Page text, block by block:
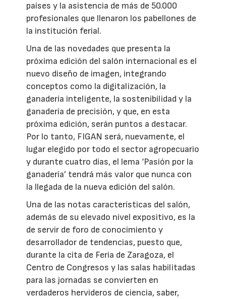
países y la asistencia de más de 50.000
profesionales que llenaron los pabellones de
la institución ferial.
Una de las novedades que presenta la
próxima edición del salón internacional es el
nuevo diseño de imagen, integrando
conceptos como la digitalización, la
ganadería inteligente, la sostenibilidad y la
ganadería de precisión, y que, en esta
próxima edición, serán puntos a destacar.
Por lo tanto, FIGAN será, nuevamente, el
lugar elegido por todo el sector agropecuario
y durante cuatro días, el lema ‘Pasión por la
ganadería’ tendrá más valor que nunca con
la llegada de la nueva edición del salón.
Una de las notas características del salón,
además de su elevado nivel expositivo, es la
de servir de foro de conocimiento y
desarrollador de tendencias, puesto que,
durante la cita de Feria de Zaragoza, el
Centro de Congresos y las salas habilitadas
para las jornadas se convierten en
verdaderos hervideros de ciencia, saber,